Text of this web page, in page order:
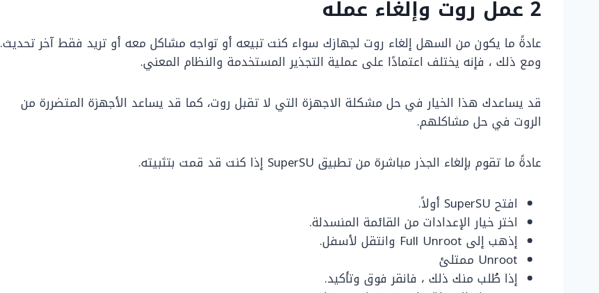
2 عمل روت وإلغاء عمله
عادةً ما يكون من السهل إلغاء روت لجهازك سواء كنت تبيعه أو تواجه مشاكل معه أو تريد فقط آخر تحديث.
ومع ذلك ، فإنه يختلف اعتمادًا على عملية التجذير المستخدمة والنظام المعني.
قد يساعدك هذا الخيار في حل مشكلة الاجهزة التي لا تقبل روت، كما قد يساعد الأجهزة المتضررة من
الروت في حل مشاكلهم.
عادةً ما تقوم بإلغاء الجذر مباشرة من تطبيق SuperSU إذا كنت قد قمت بتثبيته.
افتح SuperSU أولاً.
اختر خيار الإعدادات من القائمة المنسدلة.
إذهب إلى Full Unroot وانتقل لأسفل.
Unroot ممتلئ
إذا طُلب منك ذلك ، فانقر فوق وتأكيد.